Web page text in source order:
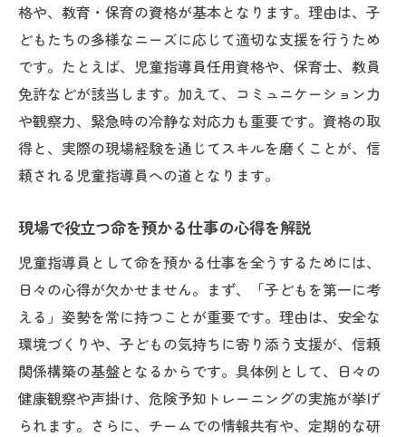
格や、教育・保育の資格が基本となります。理由は、子
どもたちの多様なニーズに応じて適切な支援を行うため
です。たとえば、児童指導員任用資格や、保育士、教員
免許などが該当します。加えて、コミュニケーション力
や観察力、緊急時の冷静な対応力も重要です。資格の取
得と、実際の現場経験を通じてスキルを磨くことが、信
頼される児童指導員への道となります。
現場で役立つ命を預かる仕事の心得を解説
児童指導員として命を預かる仕事を全うするためには、
日々の心得が欠かせません。まず、「子どもを第一に考
える」姿勢を常に持つことが重要です。理由は、安全な
環境づくりや、子どもの気持ちに寄り添う支援が、信頼
関係構築の基盤となるからです。具体例として、日々の
健康観察や声掛け、危険予知トレーニングの実施が挙げ
られます。さらに、チームでの情報共有や、定期的な研